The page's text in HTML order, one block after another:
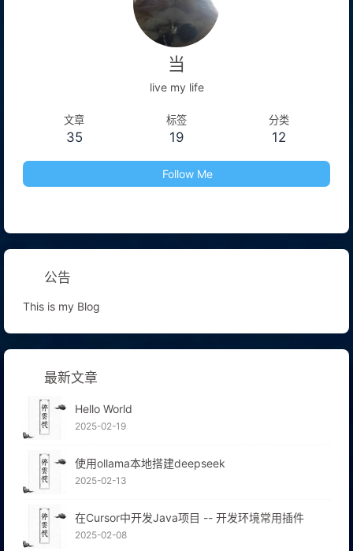
当
live my life
文章
35
标签
19
分类
12
Follow Me
公告
This is my Blog
最新文章
Hello World
2025-02-19
使用ollama本地搭建deepseek
2025-02-13
在Cursor中开发Java项目 -- 开发环境常用插件
2025-02-08